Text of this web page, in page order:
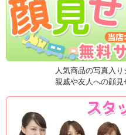
人気商品の写真入
親戚や友人への顔見